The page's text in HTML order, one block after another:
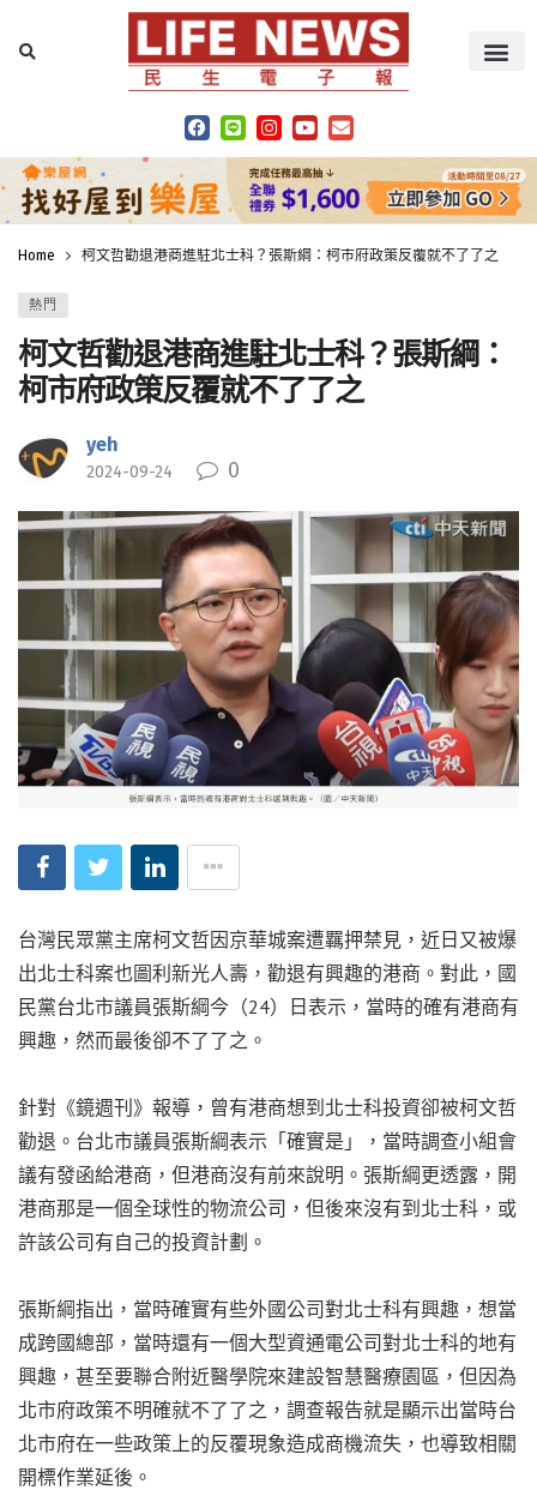
Home 柯文哲勸退港商進駐北士科？張斯綱：柯市府政策反覆就不了了之
熱門
柯文哲勸退港商進駐北士科？張斯綱：
柯市府政策反覆就不了了之
yeh
2024-09-24 0
台灣民眾黨主席柯文哲因京華城案遭羈押禁見，近日又被爆
出北士科案也圖利新光人壽，勸退有興趣的港商。對此，國
民黨台北市議員張斯綱今（24）日表示，當時的確有港商有
興趣，然而最後卻不了了之。
針對《鏡週刊》報導，曾有港商想到北士科投資卻被柯文哲
勸退。台北市議員張斯綱表示「確實是」，當時調查小組會
議有發函給港商，但港商沒有前來說明。張斯綱更透露，開
港商那是一個全球性的物流公司，但後來沒有到北士科，或
許該公司有自己的投資計劃。
張斯綱指出，當時確實有些外國公司對北士科有興趣，想當
成跨國總部，當時還有一個大型資通電公司對北士科的地有
興趣，甚至要聯合附近醫學院來建設智慧醫療園區，但因為
北市府政策不明確就不了了之，調查報告就是顯示出當時台
北市府在一些政策上的反覆現象造成商機流失，也導致相關
開標作業延後。